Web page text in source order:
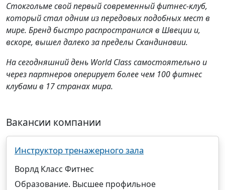
Стокгольме свой первый современный фитнес-клуб,
который стал одним из передовых подобных мест в
мире. Бренд быстро распространился в Швеции и,
вскоре, вышел далеко за пределы Скандинавии.
На сегодняшний день World Class самостоятельно и
через партнеров оперирует более чем 100 фитнес
клубами в 17 странах мира.
Вакансии компании
Инструктор тренажерного зала
Ворлд Класс Фитнес
Образование. Высшее профильное